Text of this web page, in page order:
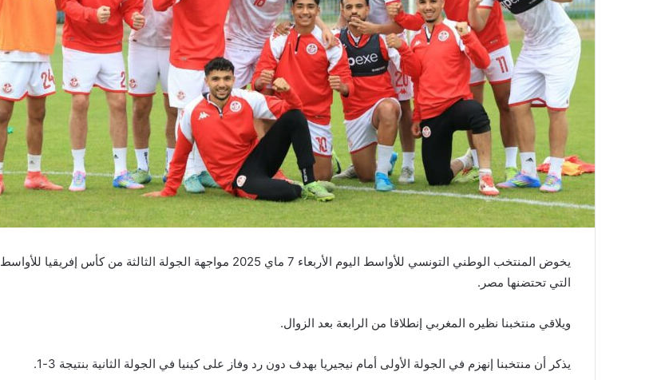
يخوض المنتخب الوطني التونسي للأواسط اليوم الأربعاء 7 ماي 2025 مواجهة الجولة الثالثة من كأس إفريقيا للأواسط
التي تحتضنها مصر.
ويلاقي منتخبنا نظيره المغربي إنطلاقا من الرابعة بعد الزوال.
يذكر أن منتخبنا إنهزم في الجولة الأولى أمام نيجيريا بهدف دون رد وفاز على كينيا في الجولة الثانية بنتيجة 3-1.